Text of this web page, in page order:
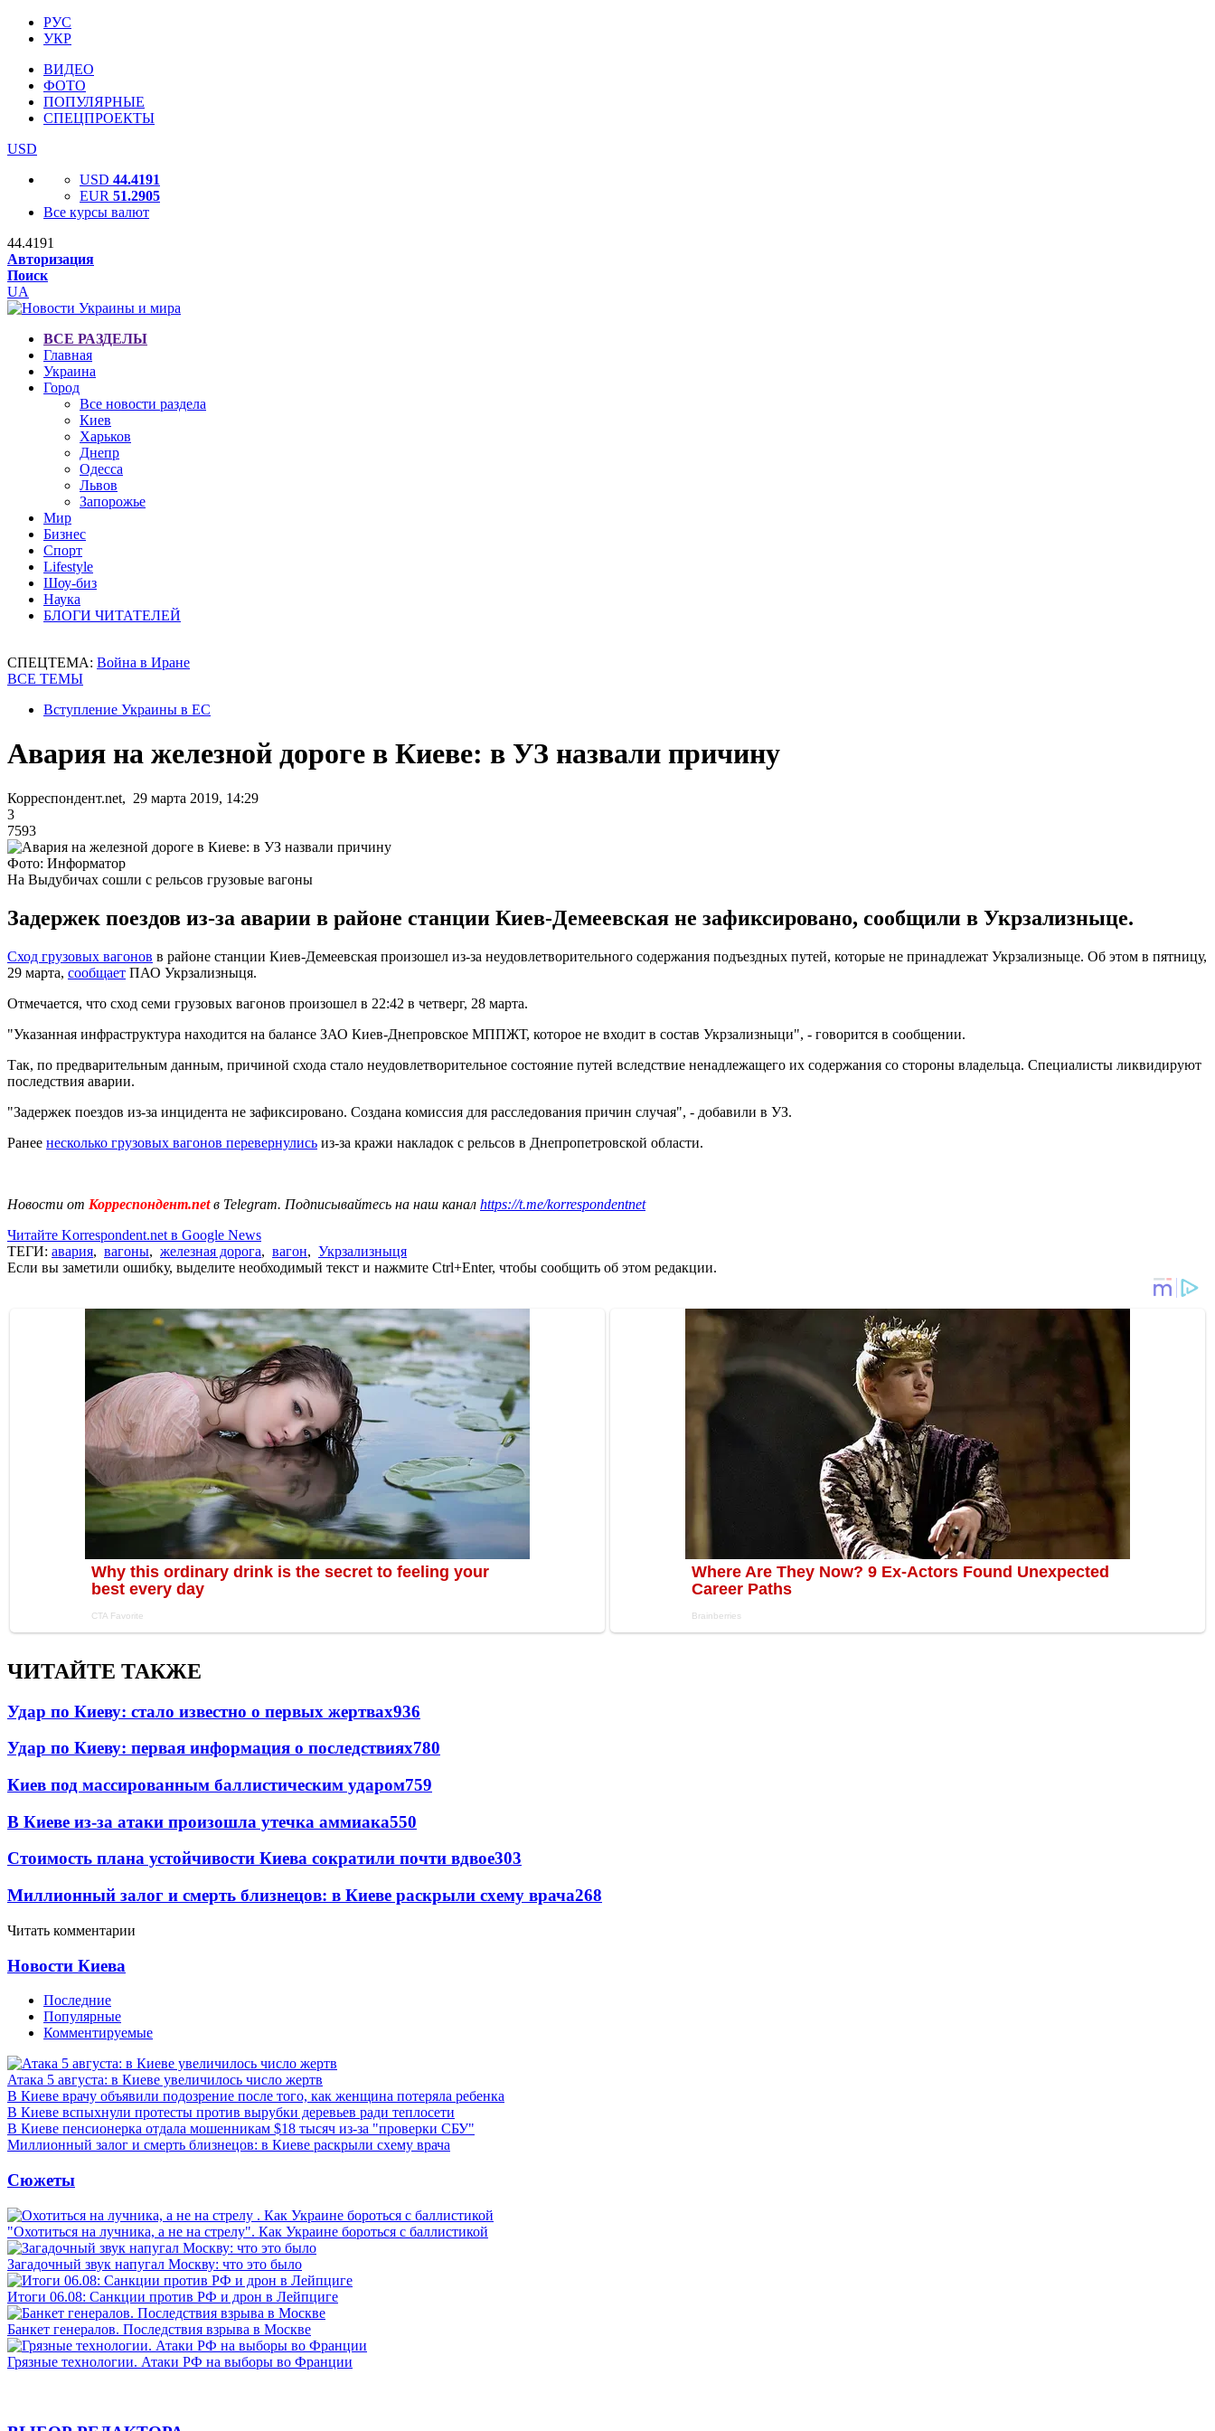
РУС
УКР
ВИДЕО
ФОТО
ПОПУЛЯРНЫЕ
СПЕЦПРОЕКТЫ
USD
USD 44.4191
EUR 51.2905
Все курсы валют
44.4191
Авторизация
Поиск
UA
ВСЕ РАЗДЕЛЫ
Главная
Украина
Город
Все новости раздела
Киев
Харьков
Днепр
Одесса
Львов
Запорожье
Мир
Бизнес
Спорт
Lifestyle
Шоу-биз
Наука
БЛОГИ ЧИТАТЕЛЕЙ
СПЕЦТЕМА: Война в Иране
ВСЕ ТЕМЫ
Вступление Украины в ЕС
Авария на железной дороге в Киеве: в УЗ назвали причину
Корреспондент.net, 29 марта 2019, 14:29
3
7593
Фото: Информатор
На Выдубичах сошли с рельсов грузовые вагоны
Задержек поездов из-за аварии в районе станции Киев-Демеевская не зафиксировано, сообщили в Укрзализныце.
Сход грузовых вагонов в районе станции Киев-Демеевская произошел из-за неудовлетворительного содержания подъездных путей, которые не принадлежат Укрзализныце. Об этом в пятницу,
29 марта, сообщает ПАО Укрзализныця.
Отмечается, что сход семи грузовых вагонов произошел в 22:42 в четверг, 28 марта.
"Указанная инфраструктура находится на балансе ЗАО Киев-Днепровское МППЖТ, которое не входит в состав Укрзализныци", - говорится в сообщении.
Так, по предварительным данным, причиной схода стало неудовлетворительное состояние путей вследствие ненадлежащего их содержания со стороны владельца. Специалисты ликвидируют
последствия аварии.
"Задержек поездов из-за инцидента не зафиксировано. Создана комиссия для расследования причин случая", - добавили в УЗ.
Ранее несколько грузовых вагонов перевернулись из-за кражи накладок с рельсов в Днепропетровской области.
Новости от Корреспондент.netв Telegram. Подписывайтесь на наш канал https://t.me/korrespondentnet
Читайте Korrespondent.net в Google News
ТЕГИ: авария, вагоны, железная дорога, вагон, Укрзализныця
Если вы заметили ошибку, выделите необходимый текст и нажмите Ctrl+Enter, чтобы сообщить об этом редакции.
ЧИТАЙТЕ ТАКЖЕ
Удар по Киеву: стало известно о первых жертвах936
Удар по Киеву: первая информация о последствиях780
Киев под массированным баллистическим ударом759
В Киеве из-за атаки произошла утечка аммиака550
Стоимость плана устойчивости Киева сократили почти вдвое303
Миллионный залог и смерть близнецов: в Киеве раскрыли схему врача268
Читать комментарии
Новости Киева
Последние
Популярные
Комментируемые
Атака 5 августа: в Киеве увеличилось число жертв
В Киеве врачу объявили подозрение после того, как женщина потеряла ребенка
В Киеве вспыхнули протесты против вырубки деревьев ради теплосети
В Киеве пенсионерка отдала мошенникам $18 тысяч из-за "проверки СБУ"
Миллионный залог и смерть близнецов: в Киеве раскрыли схему врача
Сюжеты
"Охотиться на лучника, а не на стрелу". Как Украине бороться с баллистикой
Загадочный звук напугал Москву: что это было
Итоги 06.08: Санкции против РФ и дрон в Лейпциге
Банкет генералов. Последствия взрыва в Москве
Грязные технологии. Атаки РФ на выборы во Франции